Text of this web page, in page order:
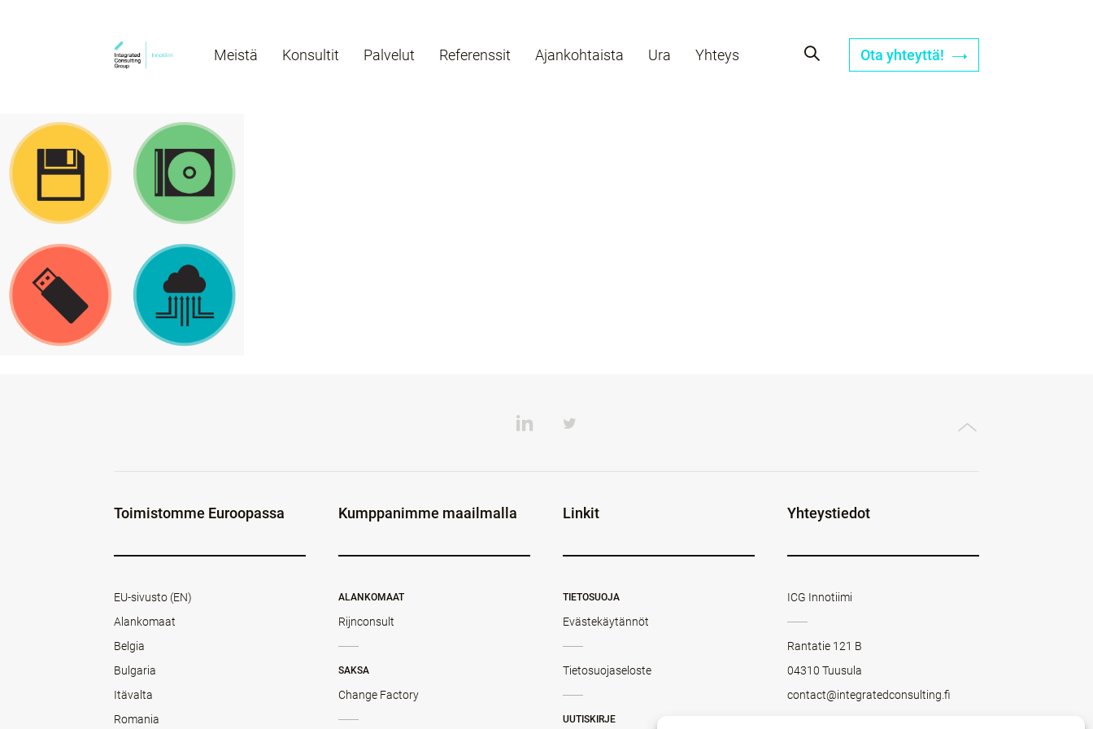
Meistä Konsultit Palvelut Referenssit Ajankohtaista Ura Yhteys Ota yhteyttä!
Toimistomme Euroopassa
EU-sivusto (EN)
Alankomaat
Belgia
Bulgaria
Itävalta
Romania
Kumppanimme maailmalla
ALANKOMAAT
Rijnconsult
SAKSA
Change Factory
Linkit
TIETOSUOJA
Evästekäytännöt
Tietosuojaseloste
UUTISKIRJE
Yhteystiedot
ICG Innotiimi
Rantatie 121 B
04310 Tuusula
contact@integratedconsulting.fi